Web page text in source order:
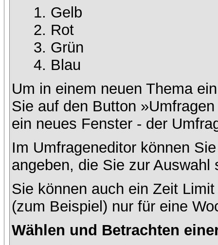
Gelb
Rot
Grün
Blau
Um in einem neuen Thema
Sie auf den Button
ein neues Fenster - der
Im Umfrageneditor können
angeben, die Sie zur Auswahl
Sie können auch ein Zeit
(zum Beispiel) nur für eine
Wählen und Betrachten